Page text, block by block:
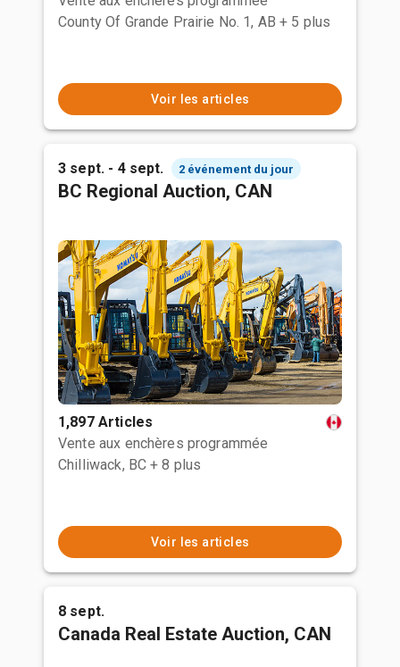
County Of Grande Prairie No. 1, AB + 5 plus
Voir les articles
3 sept. - 4 sept. 2 événement du jour
BC Regional Auction, CAN
1,897 Articles
Vente aux enchères programmée
Chilliwack, BC + 8 plus
Voir les articles
8 sept.
Canada Real Estate Auction, CAN